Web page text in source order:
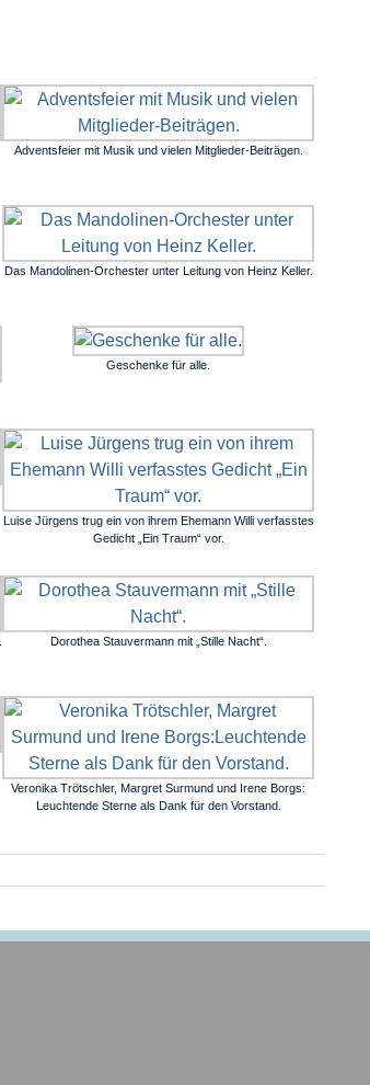
Adventsfeier mit Musik und vielen Mitglieder-Beiträgen.
Das Mandolinen-Orchester unter Leitung von Heinz Keller.
Geschenke für alle.
Luise Jürgens trug ein von ihrem Ehemann Willi verfasstes
Gedicht „Ein Traum“ vor.
Dorothea Stauvermann mit „Stille Nacht“.
Veronika Trötschler, Margret Surmund und Irene Borgs:
Leuchtende Sterne als Dank für den Vorstand.